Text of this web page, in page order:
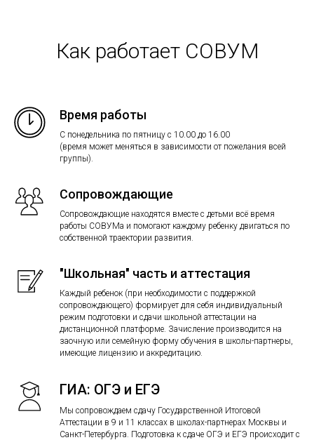
Как работает СОВУМ
Время работы
С понедельника по пятницу с 10.00 до 16.00
(время может меняться в зависимости от пожелания всей
группы).
Сопровождающие
Сопровождающие находятся вместе с детьми всё время
работы СОВУМа и помогают каждому ребенку двигаться по
собственной траектории развития.
"Школьная" часть и аттестация
Каждый ребенок (при необходимости с поддержкой
сопровождающего) формирует для себя индивидуальный
режим подготовки и сдачи школьной аттестации на
дистанционной платформе. Зачисление производится на
заочную или семейную форму обучения в школы-партнеры,
имеющие лицензию и аккредитацию.
ГИА: ОГЭ и ЕГЭ
Мы сопровождаем сдачу Государственной Итоговой
Аттестации в 9 и 11 классах в школах-партнерах Москвы и
Санкт-Петербурга. Подготовка к сдаче ОГЭ и ЕГЭ происходит с